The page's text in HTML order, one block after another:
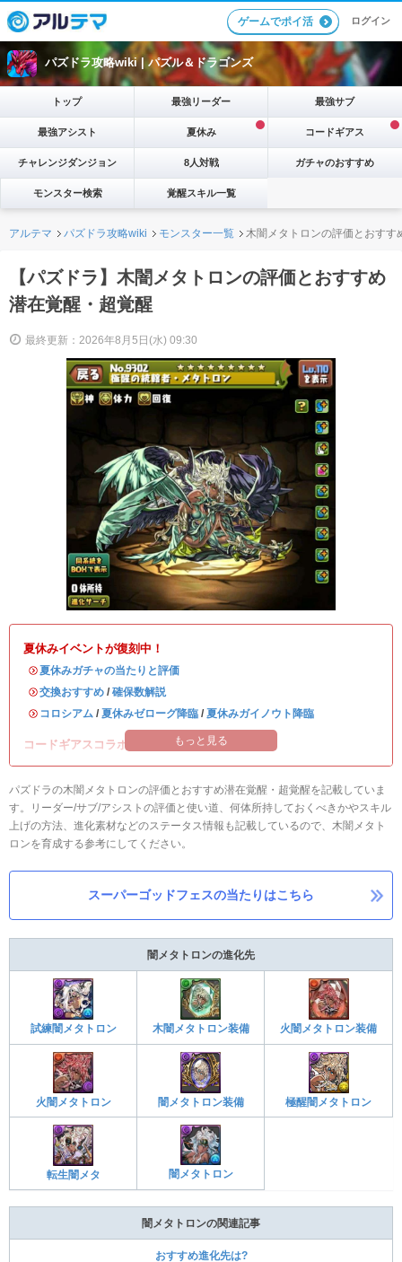
ゲームでポイ活 ログイン
パズドラ攻略wiki |パズル＆ドラゴンズ
トップ 最強リーダー 最強サブ
最強アシスト 夏休み コードギアス
チャレンジダンジョン 8人対戦 ガチャのおすすめ
モンスター検索 覚醒スキル一覧
アルテマ パズドラ攻略wiki モンスター一覧 木闇メタトロンの評価とおすす
【パズドラ】木闇メタトロンの評価とおすすめ
潜在覚醒・超覚醒
最終更新：2026年8月5日(水) 09:30
夏休みイベントが復刻中！
・夏休みガチャの当たりと評価
・交換おすすめ / 確保数解説
・ コロシアム / 夏休みゼローグ降臨 / 夏休みガイノウト降臨
コードギアスコラボが復刻中！もっと見る
パズドラの木闇メタトロンの評価とおすすめ潜在覚醒・超覚醒を記載していま
す。リーダー/サブ/アシストの評価と使い道、何体所持しておくべきかやスキル
上げの方法、進化素材などのステータス情報も記載しているので、木闇メタト
ロンを育成する参考にしてください。
スーパーゴッドフェスの当たりはこちら
闇メタトロンの進化先
試練闇メタトロン 木闇メタトロン装備 火闇メタトロン装備
火闇メタトロン 闇メタトロン装備 極醒闇メタトロン
転生闇メタ 闇メタトロン
闇メタトロンの関連記事
おすすめ進化先は?